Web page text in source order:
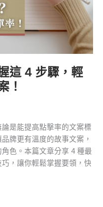
這 4 步驟，輕
！
是能提高點擊率的文案標
牌更有溫度的故事文案，
色。本篇文章分享 4 種最
，讓你輕鬆掌握要領，快